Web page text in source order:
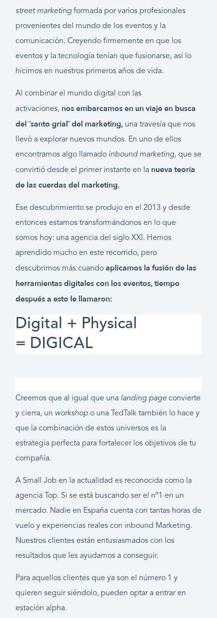
street marketing formada por varios profesionales
provenientes del mundo de los eventos y la
comunicación. Creyendo firmemente en que los
eventos y la tecnología tenían que fusionarse, así lo
hicimos en nuestros primeros años de vida.
Al combinar el mundo digital con las
activaciones, nos embarcamos en un viaje en busca
del ¨santo grial¨ del marketing, una travesía que nos
llevó a explorar nuevos mundos. En uno de ellos
encontramos algo llamado inbound marketing, que se
convirtió desde el primer instante en la nueva teoría
de las cuerdas del marketing.
Ese descubrimiento se produjo en el 2013 y desde
entonces estamos transformándonos en lo que
somos hoy: una agencia del siglo XXI. Hemos
aprendido mucho en este recorrido, pero
descubrimos más cuando aplicamos la fusión de las
herramientas digitales con los eventos, tiempo
después a esto le llamaron:
Digital + Physical
= DIGICAL
Creemos que al igual que una landing page convierte
y cierra, un workshop o una TedTalk también lo hace y
que la combinación de estos universos es la
estrategia perfecta para fortalecer los objetivos de tu
compañía.
A Small Job en la actualidad es reconocida como la
agencia Top. Si se está buscando ser el nº1 en un
mercado. Nadie en España cuenta con tantas horas de
vuelo y experiencias reales con inbound Marketing.
Nuestros clientes están entusiasmados con los
resultados que les ayudamos a conseguir.
Para aquellos clientes que ya son el número 1 y
quieren seguir siéndolo, pueden optar a entrar en
estación alpha.